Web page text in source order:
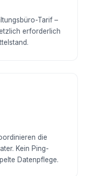
Tarif –
erforderlich
die
Kein Ping-
Datenpflege.